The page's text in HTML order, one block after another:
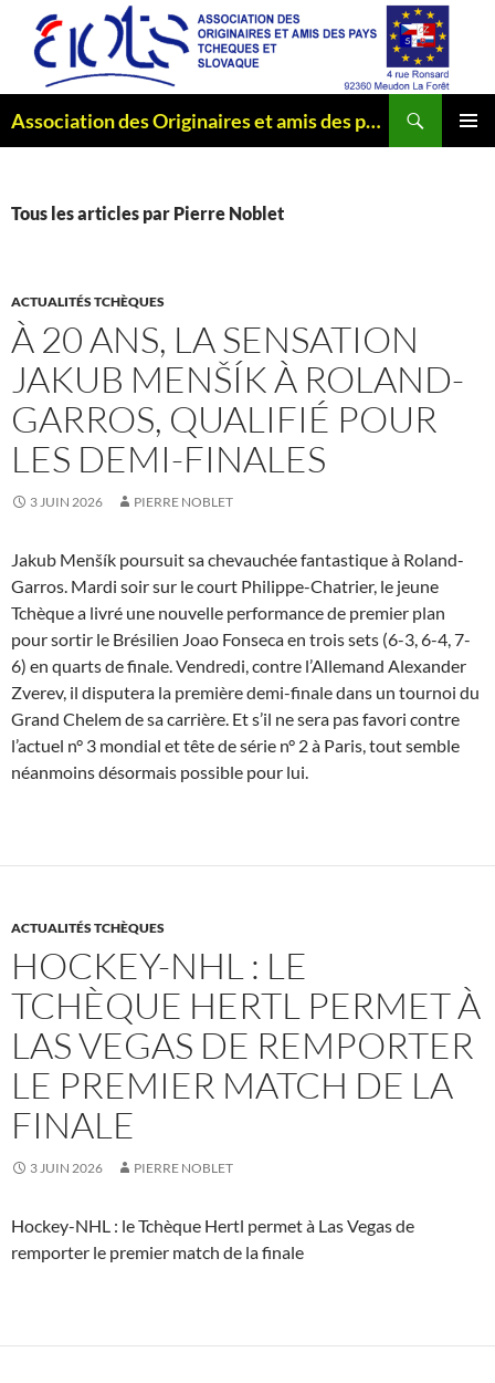
contenu
Association des Originaires et amis des pays Tchèques et Slovaque
Tous les articles par Pierre Noblet
ACTUALITÉS TCHÈQUES
À 20 ANS, LA SENSATION
JAKUB MENŠÍK À ROLAND-
GARROS, QUALIFIÉ POUR
LES DEMI-FINALES
3 JUIN 2026 PIERRE NOBLET
Jakub Menšík poursuit sa chevauchée fantastique à Roland-
Garros. Mardi soir sur le court Philippe-Chatrier, le jeune
Tchèque a livré une nouvelle performance de premier plan
pour sortir le Brésilien Joao Fonseca en trois sets (6-3, 6-4, 7-
6) en quarts de finale. Vendredi, contre l’Allemand Alexander
Zverev, il disputera la première demi-finale dans un tournoi du
Grand Chelem de sa carrière. Et s’il ne sera pas favori contre
l’actuel n° 3 mondial et tête de série n° 2 à Paris, tout semble
néanmoins désormais possible pour lui.
ACTUALITÉS TCHÈQUES
HOCKEY-NHL : LE
TCHÈQUE HERTL PERMET À
LAS VEGAS DE REMPORTER
LE PREMIER MATCH DE LA
FINALE
3 JUIN 2026 PIERRE NOBLET
Hockey-NHL : le Tchèque Hertl permet à Las Vegas de
remporter le premier match de la finale